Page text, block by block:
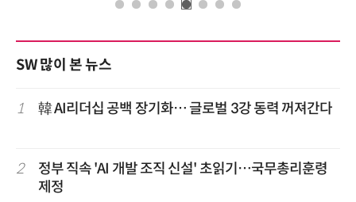
SW 많이 본 뉴스
1 韓 AI리더십 공백 장기화… 글로벌 3강 동력 꺼져간다
2
정부 직속 'AI 개발 조직 신설' 초읽기…국무총리훈령
제정